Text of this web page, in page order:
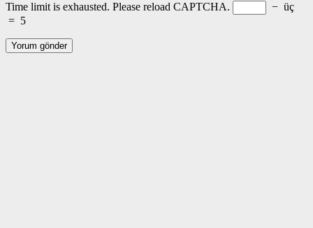
Time limit is exhausted. Please reload CAPTCHA.
− üç
= 5